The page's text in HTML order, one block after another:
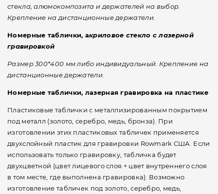
стекла, алюмокомпозита и держателей на выбор.
Крепление на дистанционные держатели.
Номерные таблички, акриловое стекло с лазерной
гравировкой
Размер 300*400 мм либо индивидуальный. Крепление на
дистанционные держатели.
Номерные таблички, лазерная гравировка на пластике
Пластиковые таблички с металлизированным покрытием
под металл (золото, серебро, медь, бронза). При
изготовлении этих пластиковых табличек применяется
двухслойный пластик для гравировки Rowmark США. Если
использовать только гравировку, табличка будет
двухцветной (цвет лицевого слоя + цвет внутреннего слоя
в том месте, где выполнена гравировка). Возможно
изготовление табличек под золото, серебро, медь,